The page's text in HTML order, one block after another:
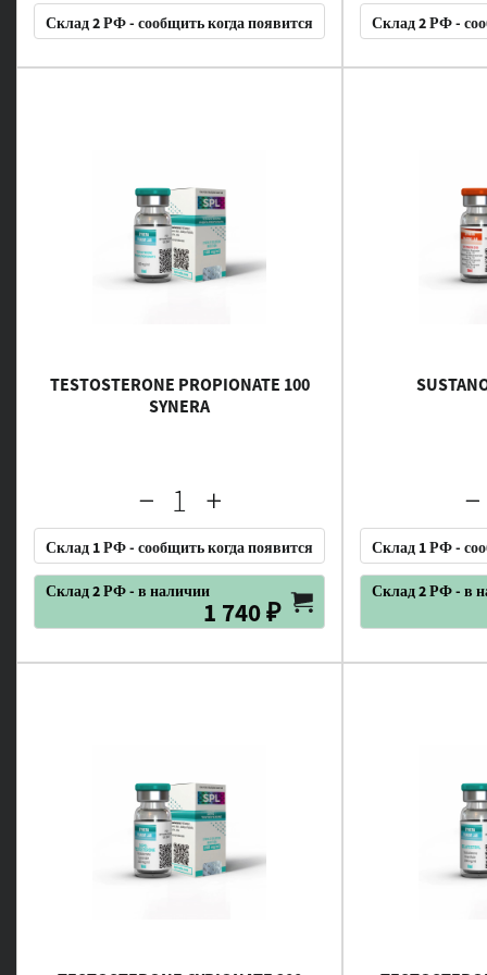
Склад 2 РФ - сообщить когда появится Склад 2 РФ -
TESTOSTERONE PROPIONATE 100
SYNERA
Склад 1 РФ - сообщить когда появится
Склад 2 РФ - в наличии
1 740 ₽
Склад 1 РФ -
Склад 2 РФ - в